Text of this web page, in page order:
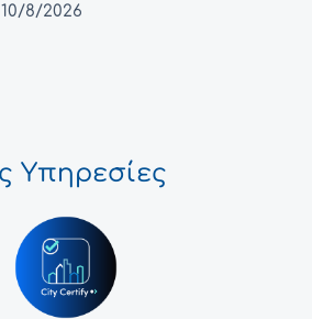
8/2026
Υπηρεσίες